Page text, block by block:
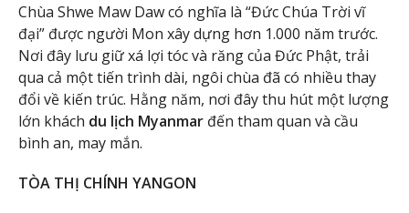
Chùa Shwe Maw Daw có nghĩa là “Đức Chúa Trời vĩ
đại” được người Mon xây dựng hơn 1.000 năm trước.
Nơi đây lưu giữ xá lợi tóc và răng của Đức Phật, trải
qua cả một tiến trình dài, ngôi chùa đã có nhiều thay
đổi về kiến trúc. Hằng năm, nơi đây thu hút một lượng
lớn khách du lịch Myanmar đến tham quan và cầu
bình an, may mắn.
TÒA THỊ CHÍNH YANGON